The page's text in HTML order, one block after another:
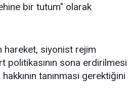
bir tutum" olarak
hareket, siyonist rejim
politikasının sona erdirilmesi
tanınması gerektiğini